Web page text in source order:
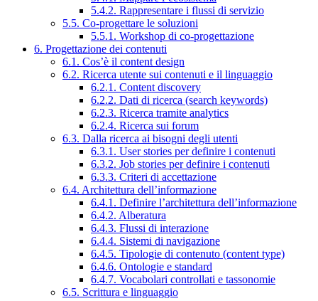
5.4.2. Rappresentare i flussi di servizio
5.5. Co-progettare le soluzioni
5.5.1. Workshop di co-progettazione
6. Progettazione dei contenuti
6.1. Cos’è il content design
6.2. Ricerca utente sui contenuti e il linguaggio
6.2.1. Content discovery
6.2.2. Dati di ricerca (search keywords)
6.2.3. Ricerca tramite analytics
6.2.4. Ricerca sui forum
6.3. Dalla ricerca ai bisogni degli utenti
6.3.1. User stories per definire i contenuti
6.3.2. Job stories per definire i contenuti
6.3.3. Criteri di accettazione
6.4. Architettura dell’informazione
6.4.1. Definire l’architettura dell’informazione
6.4.2. Alberatura
6.4.3. Flussi di interazione
6.4.4. Sistemi di navigazione
6.4.5. Tipologie di contenuto (content type)
6.4.6. Ontologie e standard
6.4.7. Vocabolari controllati e tassonomie
6.5. Scrittura e linguaggio